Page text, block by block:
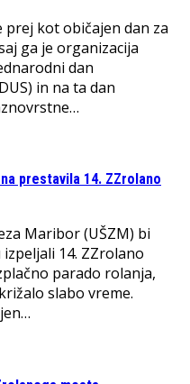
prej kot običajen dan za
ga je organizacija
dan
in na ta dan
prestavila 14. ZZrolano
Maribor (UŠZM) bi
14. ZZrolano
parado rolanja,
slabo vreme.